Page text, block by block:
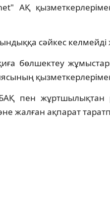
АҚ
сәйкес
бөлшектеу
пен жұртшылықтан
жалған ақпарат